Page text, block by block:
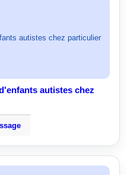
autistes chez particulier
autistes chez